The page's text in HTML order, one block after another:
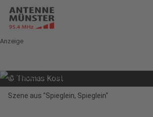
Anzeige
© Thomas Kost
Szene aus "Spieglein, Spieglein"